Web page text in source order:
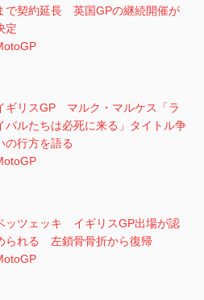
で契約延長 英国GPの継続開催が
定
ギリスGP マルク・マルケス「ラ
バルたちは必死に来る」タイトル争
の行方を語る
ッツェッキ イギリスGP出場が認
られる 左鎖骨骨折から復帰